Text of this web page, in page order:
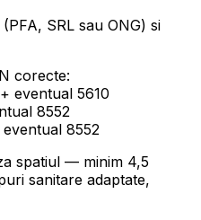
SRL sau ONG) si
corecte:
eventual 5610
8552
8552
spatiul — minim 4,5
sanitare adaptate,